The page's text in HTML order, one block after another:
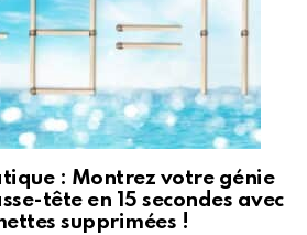
: Montrez votre génie
tête en 15 secondes avec
supprimées !